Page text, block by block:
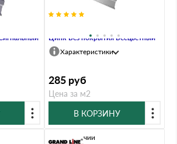
Цинк Без покрытия Бесцветный
Характеристики
285 руб
Цена за м2
В КОРЗИНУ
В наличии